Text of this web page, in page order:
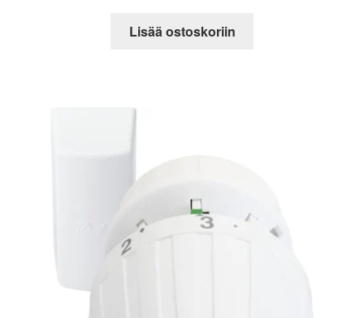
Lisää ostoskoriin